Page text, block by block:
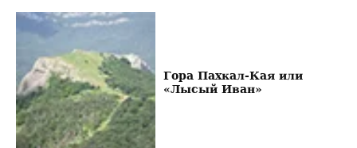
Гора Пахкал-Кая или
«Лысый Иван»